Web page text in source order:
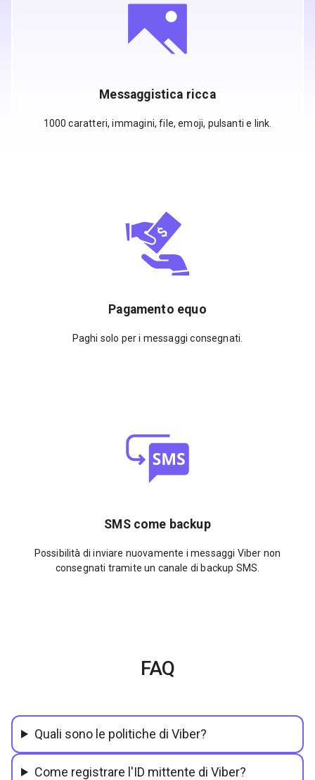
Messaggistica ricca
1000 caratteri, immagini, file, emoji, pulsanti e link.
Pagamento equo
Paghi solo per i messaggi consegnati.
SMS come backup
Possibilità di inviare nuovamente i messaggi Viber non
consegnati tramite un canale di backup SMS.
FAQ
Quali sono le politiche di Viber?
Come registrare l'ID mittente di Viber?